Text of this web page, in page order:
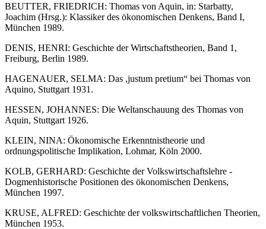
BEUTTER, FRIEDRICH: Thomas von Aquin, in: Starbatty,
Joachim (Hrsg.): Klassiker des ökonomischen Denkens, Band I,
München 1989.
DENIS, HENRI: Geschichte der Wirtschaftstheorien, Band 1,
Freiburg, Berlin 1989.
HAGENAUER, SELMA: Das ,justum pretium“ bei Thomas von
Aquino, Stuttgart 1931.
HESSEN, JOHANNES: Die Weltanschauung des Thomas von
Aquin, Stuttgart 1926.
KLEIN, NINA: Ökonomische Erkenntnistheorie und
ordnungspolitische Implikation, Lohmar, Köln 2000.
KOLB, GERHARD: Geschichte der Volkswirtschaftslehre -
Dogmenhistorische Positionen des ökonomischen Denkens,
München 1997.
KRUSE, ALFRED: Geschichte der volkswirtschaftlichen Theorien,
München 1953.